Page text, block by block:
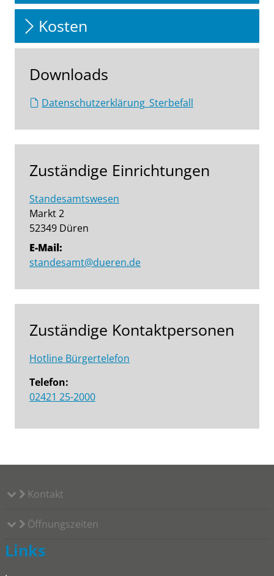
Kosten
Downloads
Datenschutzerklärung_Sterbefall
Zuständige Einrichtungen
Standesamtswesen
Markt 2
52349 Düren
E-Mail:
standesamt@dueren.de
Zuständige Kontaktpersonen
Hotline Bürgertelefon
Telefon:
02421 25-2000
Kontakt
Öffnungszeiten
Links